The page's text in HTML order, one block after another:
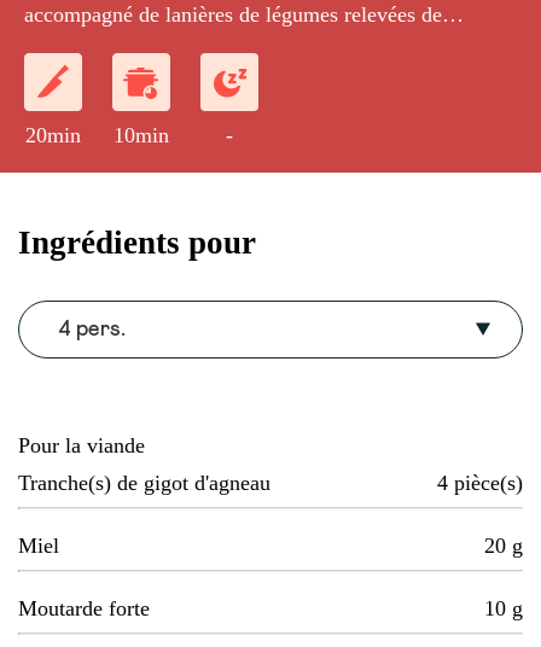
accompagné de lanières de légumes relevées de
20min 10min -
Ingrédients pour
4 pers.
Pour la viande
Tranche(s) de gigot d'agneau
4 pièce(s)
Miel 20 g
Moutarde forte 10 g